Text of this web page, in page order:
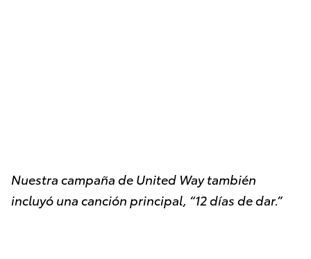
Nuestra campaña de United Way también
incluyó una canción principal, “12 días de dar.”